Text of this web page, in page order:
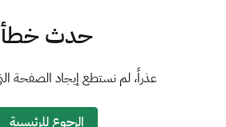
التصرفات العقارية
حدث خطأ
عذراً، لم نستطع إيجاد الصفحة
الرجوع للرئيسية